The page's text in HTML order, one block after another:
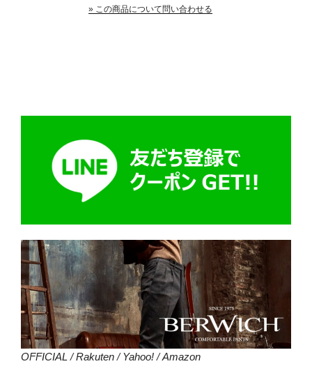
» この商品について問い合わせる
OFFICIAL/Rakuten/Yahoo!/Amazon